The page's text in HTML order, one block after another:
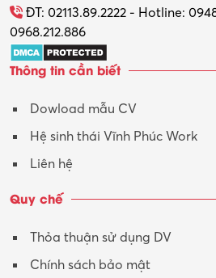
ĐT: 02113.89.2222 - Hotline:
0968.212.886
Thông tin cần biết
Dowload mẫu CV
Hệ sinh thái Vĩnh Phúc Work
Liên hệ
Quy chế
Thỏa thuận sử dụng DV
Chính sách bảo mật